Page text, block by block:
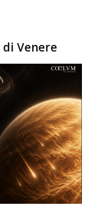
Venere